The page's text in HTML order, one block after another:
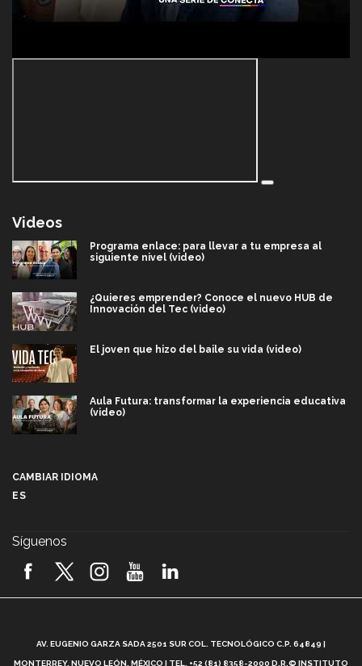
Videos
Programa enlace: para llevar a tu empresa al
siguiente nivel (video)
¿Quieres emprender? Conoce el nuevo HUB de
Innovación del Tec (video)
El joven que hizo del baile su vida (video)
Aula Futura: transformar la experiencia educativa
(video)
2026! (video)
¿Cómo es el Modelo Educativo Tec? (video)
CAMBIAR IDIOMA
ES
Síguenos
AV. EUGENIO GARZA SADA 2501 SUR COL. TECNOLÓGICO C.P. 64849 |
MONTERREY, NUEVO LEÓN, MÉXICO | TEL. +52 (81) 8358-2000 D.R.© INSTITUTO